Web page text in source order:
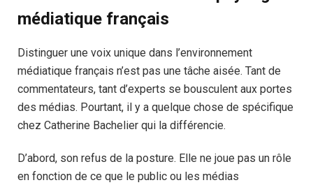
médiatique français
Distinguer une voix unique dans l’environnement
médiatique français n’est pas une tâche aisée. Tant de
commentateurs, tant d’experts se bousculent aux portes
des médias. Pourtant, il y a quelque chose de spécifique
chez Catherine Bachelier qui la différencie.
D’abord, son refus de la posture. Elle ne joue pas un rôle
en fonction de ce que le public ou les médias